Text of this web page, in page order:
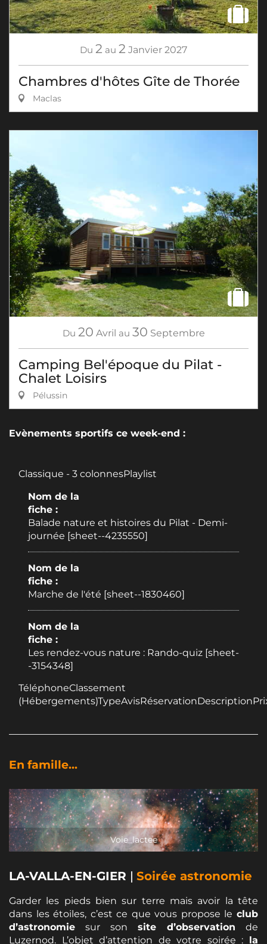
Du 2 au 2 Janvier 2027
Chambres d'hôtes Gîte de Thorée
Maclas
Du 20 Avril au 30 Septembre
Camping Bel'époque du Pilat -
Chalet Loisirs
Pélussin
Evènements sportifs ce week-end :
Classique - 3 colonnesPlaylist
Nom de la
fiche :
Balade nature et histoires du Pilat - Demi-
journée [sheet--4235550]
Nom de la
fiche :
Marche de l'été [sheet--1830460]
Nom de la
fiche :
Les rendez-vous nature : Rando-quiz [sheet-
-3154348]
TéléphoneClassement
En famille...
Voie_lactee
LA-VALLA-EN-GIER | Soirée astronomie
Garder les pieds bien sur terre mais avoir la tête
dans les étoiles, c’est ce que vous propose le club
d’astronomie sur son site d’observation de
Luzernod. L’objet d’attention de votre soirée : la